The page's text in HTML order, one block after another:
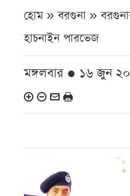
হোম » বরগুনা »
হাচনাইন পারভেজ
মঙ্গলবার ● ১৬ জুন